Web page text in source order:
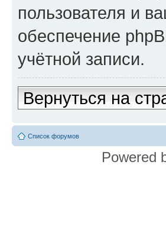
пользователя и
обеспечение
учётной записи.
Вернуться на
Список форумов
Powered